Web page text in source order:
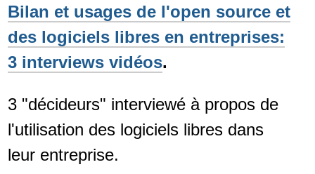
Bilan et usages de l'open source et
des logiciels libres en entreprises:
3 interviews vidéos.
3 "décideurs" interviewé à propos de
l'utilisation des logiciels libres dans
leur entreprise.